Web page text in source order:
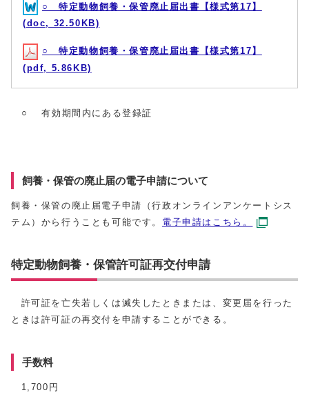
○ 特定動物飼養・保管廃止届出書【様式第17】
(doc, 32.50KB)
○ 特定動物飼養・保管廃止届出書【様式第17】
(pdf, 5.86KB)
○ 有効期間内にある登録証
飼養・保管の廃止届の電子申請について
飼養・保管の廃止届電子申請（行政オンラインアンケートシス
テム）から行うことも可能です。 電子申請はこちら。
特定動物飼養・保管許可証再交付申請
許可証を亡失若しくは滅失したときまたは、変更届を行った
ときは許可証の再交付を申請することができる。
手数料
1,700円